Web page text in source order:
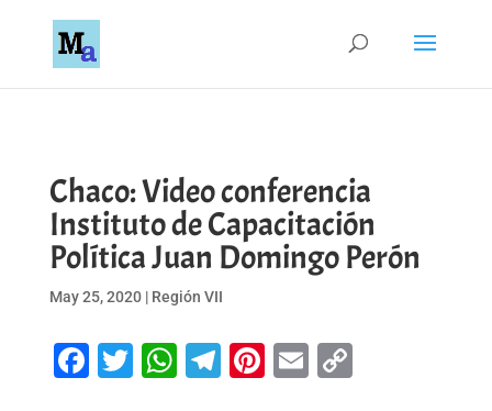
Chaco: Video conferencia
Instituto de Capacitación
Política Juan Domingo Perón
May 25, 2020| Región VII
Facebook
Twitter
WhatsApp
Telegram
Pinterest
EmailCopy